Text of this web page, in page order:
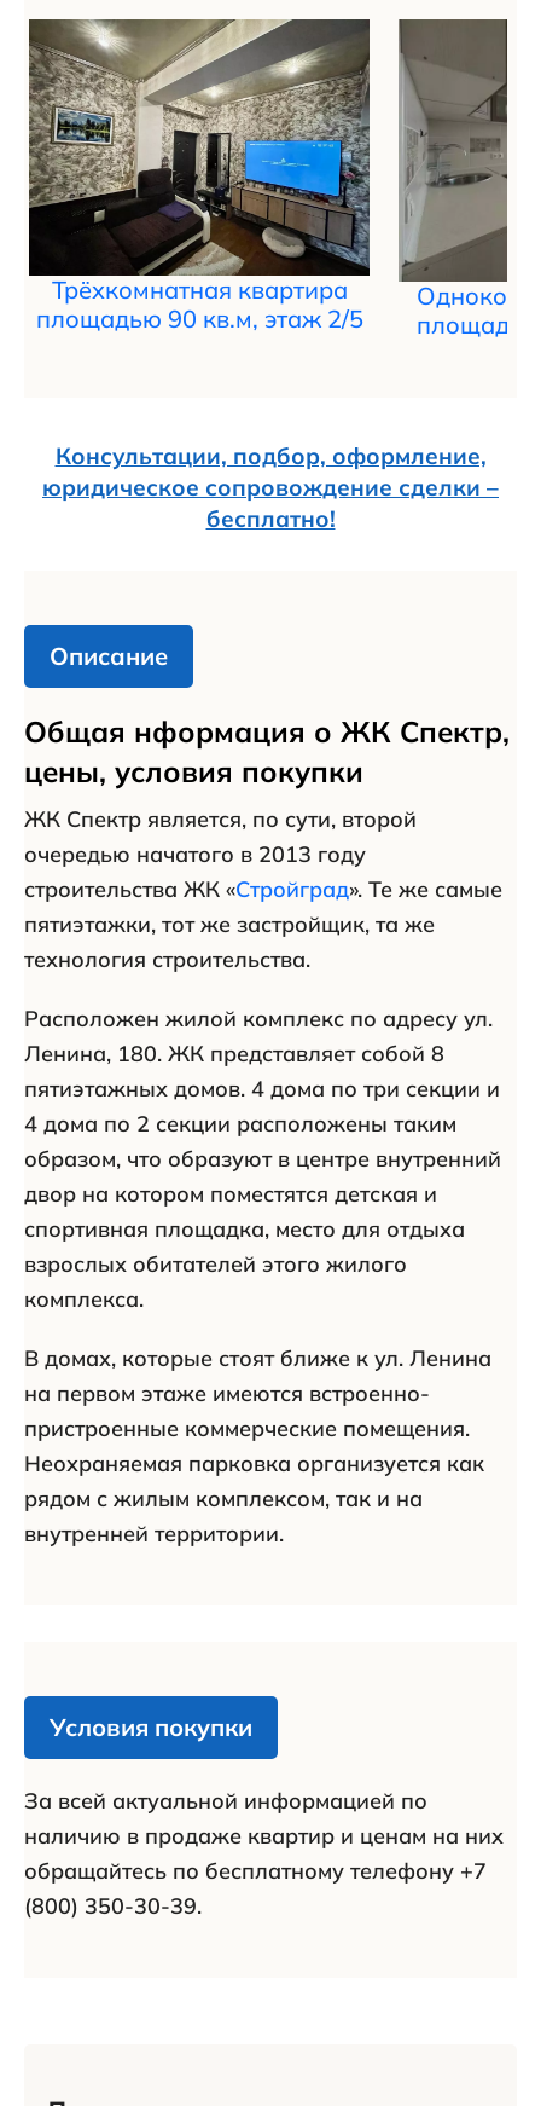
Трёхкомнатная квартира
площадью 90 кв.м, этаж 2/5
Консультации, подбор, оформление,
юридическое сопровождение сделки –
бесплатно!
Описание
Общая нформация о ЖК Спектр,
цены, условия покупки
ЖК Спектр является, по сути, второй
очередью начатого в 2013 году
строительства ЖК «Стройград». Те же самые
пятиэтажки, тот же застройщик, та же
технология строительства.
Расположен жилой комплекс по адресу ул.
Ленина, 180. ЖК представляет собой 8
пятиэтажных домов. 4 дома по три секции и
4 дома по 2 секции расположены таким
образом, что образуют в центре внутренний
двор на котором поместятся детская и
спортивная площадка, место для отдыха
взрослых обитателей этого жилого
комплекса.
В домах, которые стоят ближе к ул. Ленина
на первом этаже имеются встроенно-
пристроенные коммерческие помещения.
Неохраняемая парковка организуется как
рядом с жилым комплексом, так и на
внутренней территории.
Условия покупки
За всей актуальной информацией по
наличию в продаже квартир и ценам на них
обращайтесь по бесплатному телефону +7
(800) 350-30-39.